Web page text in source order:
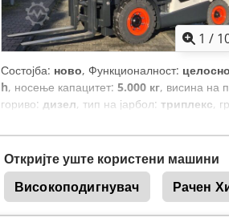
1 /
Состојба: ново, Функционалност:
h, носење капацитет: 5.000 кг, висина на
гориво: дизел, тип на јарбол: триплекс,
вкупна должина:3.300 мм, тип на погон:
Откријте уште користени машини
Високоподигнувач
Рачен